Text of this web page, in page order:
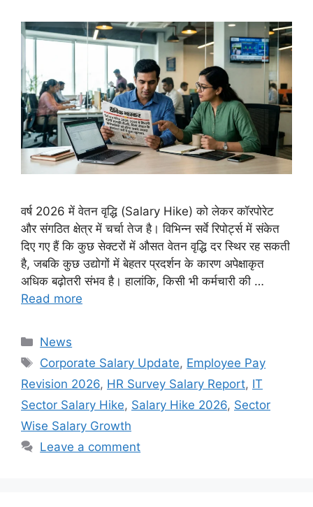
वर्ष 2026 में वेतन वृद्धि (Salary Hike) को लेकर कॉरपोरेट
और संगठित क्षेत्र में चर्चा तेज है। विभिन्न सर्वे रिपोर्ट्स में संकेत
दिए गए हैं कि कुछ सेक्टरों में औसत वेतन वृद्धि दर स्थिर रह सकती
है, जबकि कुछ उद्योगों में बेहतर प्रदर्शन के कारण अपेक्षाकृत
अधिक बढ़ोतरी संभव है। हालांकि, किसी भी कर्मचारी की …
Read more
Categories
News
Tags
Corporate Salary Update, Employee Pay
Revision 2026, HR Survey Salary Report, IT
Sector Salary Hike, Salary Hike 2026, Sector
Wise Salary Growth
Leave a comment